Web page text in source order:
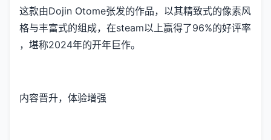
这款由Dojin Otome张发的作品，以其精致式的像素风
格与丰富式的组成，在steam以上赢得了​​96%的好评率​​
，堪称2024年的开年巨作。
内容晋升，体验增强